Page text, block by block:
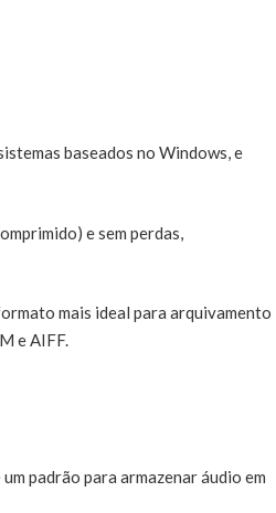
baseados no Windows, e
e sem perdas,
mais ideal para arquivamento
e AIFF.
padrão para armazenar áudio em